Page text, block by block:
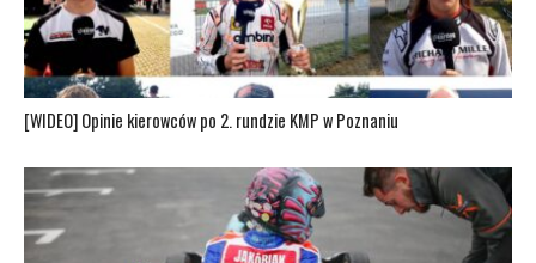
[WIDEO] Opinie kierowców po 2. rundzie KMP w Poznaniu